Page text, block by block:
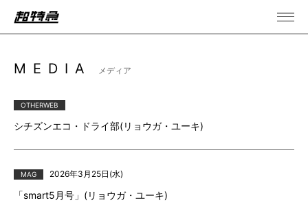
MEDIA メディア
OTHERWEB
シチズンエコ・ドライ部(リョウガ・ユーキ)
MAG 2026年3月25日(水)
「smart5月号」(リョウガ・ユーキ)